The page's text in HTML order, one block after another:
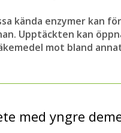
kända enzymer kan
Upptäckten kan
mot bland
med yngre